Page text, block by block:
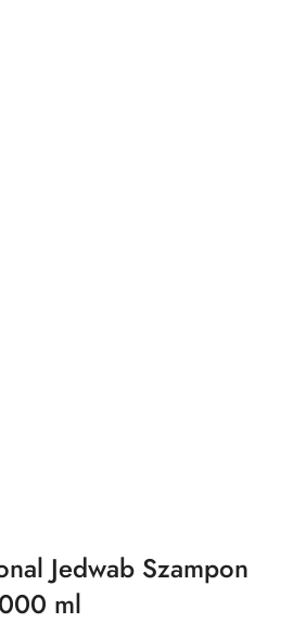
Jedwab Szampon
ml